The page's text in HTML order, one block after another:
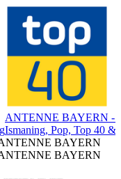
ANTENNE BAYERN -
Ismaning, Pop, Top 40 &
BAYERN
BAYERN